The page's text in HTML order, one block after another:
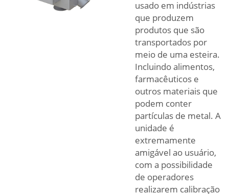
usado em indústrias
que produzem
produtos que são
transportados por
meio de uma esteira.
Incluindo alimentos,
farmacêuticos e
outros materiais que
podem conter
partículas de metal. A
unidade é
extremamente
amigável ao usuário,
com a possibilidade
de operadores
realizarem calibração